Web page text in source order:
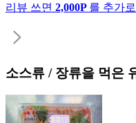
리뷰 쓰면 2,000P 를 추가
소스류 / 장류을 먹은